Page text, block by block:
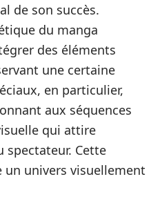
de son succès.
du manga
des éléments
une certaine
en particulier,
aux séquences
qui attire
spectateur. Cette
univers visuellement